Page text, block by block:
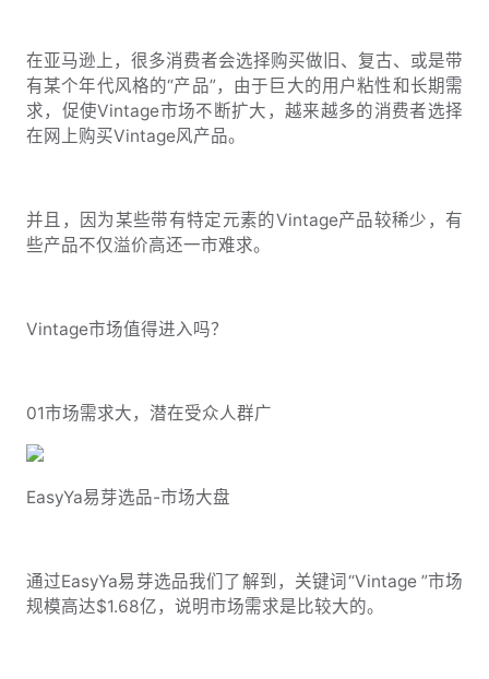
在亚马逊上，很多消费者会选择购买做旧、复古、或是带
有某个年代风格的“产品”，由于巨大的用户粘性和长期需
求，促使Vintage市场不断扩大，越来越多的消费者选择
在网上购买Vintage风产品。
并且，因为某些带有特定元素的Vintage产品较稀少，有
些产品不仅溢价高还一市难求。
Vintage市场值得进入吗？
01市场需求大，潜在受众人群广
EasyYa易芽选品-市场大盘
通过EasyYa易芽选品我们了解到，关键词“Vintage ”市场
规模高达$1.68亿，说明市场需求是比较大的。